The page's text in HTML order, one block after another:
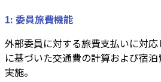
1: 委員旅費機能
外部委員に対する旅費支払いに対
に基づいた交通費の計算および宿
実施。